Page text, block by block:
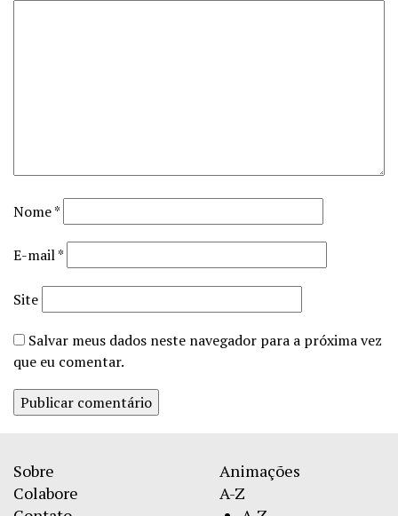
Nome*
E-mail*
Site
Salvar meus dados neste navegador para a próxima vez
que eu comentar.
Sobre
Colabore
Animações
A-Z